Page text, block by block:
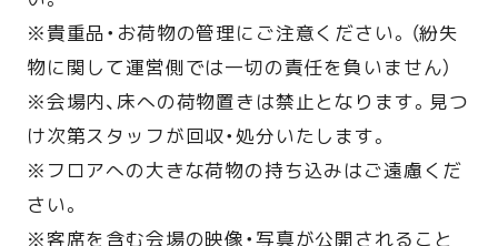
※貴重品・お荷物の管理にご注意ください。（紛失
物に関して運営側では一切の責任を負いません）
※会場内、床への荷物置きは禁止となります。見つ
け次第スタッフが回収・処分いたします。
※フロアへの大きな荷物の持ち込みはご遠慮くだ
さい。
※客席を含む会場の映像・写真が公開されること